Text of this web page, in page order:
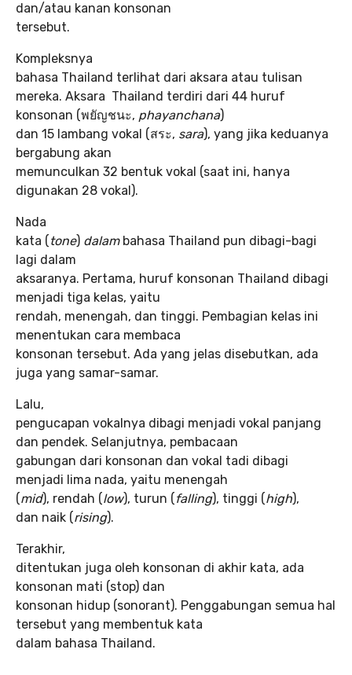
dan/atau kanan konsonan
tersebut.
Kompleksnya
bahasa Thailand terlihat dari aksara atau tulisan
mereka. Aksara Thailand terdiri dari 44 huruf
konsonan (พยัญชนะ, phayanchana)
dan 15 lambang vokal (สระ, sara), yang jika keduanya
bergabung akan
memunculkan 32 bentuk vokal (saat ini, hanya
digunakan 28 vokal).
Nada
kata (tone) dalambahasa Thailand pun dibagi-bagi
lagi dalam
aksaranya. Pertama, huruf konsonan Thailand dibagi
menjadi tiga kelas, yaitu
rendah, menengah, dan tinggi. Pembagian kelas ini
menentukan cara membaca
konsonan tersebut. Ada yang jelas disebutkan, ada
juga yang samar-samar.
Lalu,
pengucapan vokalnya dibagi menjadi vokal panjang
dan pendek. Selanjutnya, pembacaan
gabungan dari konsonan dan vokal tadi dibagi
menjadi lima nada, yaitu menengah
(mid), rendah (low), turun (falling), tinggi (high),
dan naik (rising).
Terakhir,
ditentukan juga oleh konsonan di akhir kata, ada
konsonan mati (stop) dan
konsonan hidup (sonorant). Penggabungan semua hal
tersebut yang membentuk kata
dalam bahasa Thailand.